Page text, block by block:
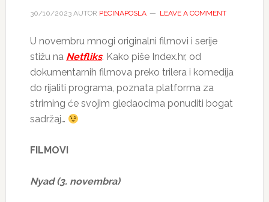
30/10/2023AUTOR PECINAPOSLA LEAVE A COMMENT
U novembru mnogi originalni filmovi i serije
stižu na Netfliks. Kako piše Index.hr, od
dokumentarnih filmova preko trilera i komedija
do rijaliti programa, poznata platforma za
striming će svojim gledaocima ponuditi bogat
sadržaj…
FILMOVI
Nyad (3. novembra)